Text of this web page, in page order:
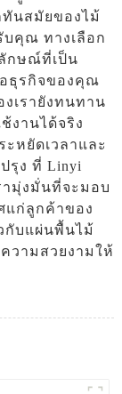
ทันสมัยของไม้
บคุณ ทางเลือก
กษณ์ที่เป็น
ธุรกิจของคุณ
เรายังทนทาน
งานได้จริง
หยัดเวลาและ
รุง ที่ Linyi
รามุ่งมั่นที่จะมอบ
ก่ลูกค้าของ
กับแผ่นพื้นไม้
วามสวยงามให้